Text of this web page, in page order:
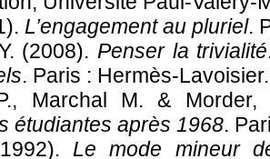
L’engagement au pluriel.
(2008). Penser la trivialité
. Paris : Hermès-Lavoisier.
Marchal M. &
étudiantes après 1968.
Le mode mineur